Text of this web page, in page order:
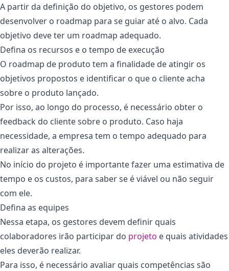
A partir da definição do objetivo, os gestores podem
desenvolver o roadmap para se guiar até o alvo. Cada
objetivo deve ter um roadmap adequado.
Defina os recursos e o tempo de execução
O roadmap de produto tem a finalidade de atingir os
objetivos propostos e identificar o que o cliente acha
sobre o produto lançado.
Por isso, ao longo do processo, é necessário obter o
feedback do cliente sobre o produto. Caso haja
necessidade, a empresa tem o tempo adequado para
realizar as alterações.
No início do projeto é importante fazer uma estimativa de
tempo e os custos, para saber se é viável ou não seguir
com ele.
Defina as equipes
Nessa etapa, os gestores devem definir quais
colaboradores irão participar do projeto e quais atividades
eles deverão realizar.
Para isso, é necessário avaliar quais competências são